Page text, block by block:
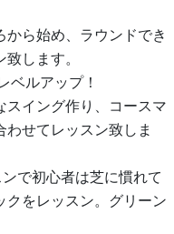
ら始め、ラウンドでき
します。
ルアップ！
スイング作り、コースマ
せてレッスン致しま
で初心者は芝に慣れて
クをレッスン。グリーン